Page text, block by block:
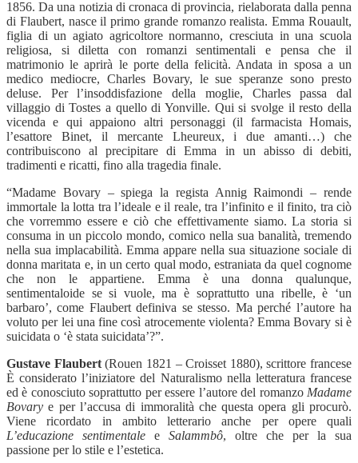
1856. Da una notizia di cronaca di provincia, rielaborata dalla penna
di Flaubert, nasce il primo grande romanzo realista. Emma Rouault,
figlia di un agiato agricoltore normanno, cresciuta in una scuola
religiosa, si diletta con romanzi sentimentali e pensa che il
matrimonio le aprirà le porte della felicità. Andata in sposa a un
medico mediocre, Charles Bovary, le sue speranze sono presto
deluse. Per l’insoddisfazione della moglie, Charles passa dal
villaggio di Tostes a quello di Yonville. Qui si svolge il resto della
vicenda e qui appaiono altri personaggi (il farmacista Homais,
l’esattore Binet, il mercante Lheureux, i due amanti…) che
contribuiscono al precipitare di Emma in un abisso di debiti,
tradimenti e ricatti, fino alla tragedia finale.
“Madame Bovary – spiega la regista Annig Raimondi – rende
immortale la lotta tra l’ideale e il reale, tra l’infinito e il finito, tra ciò
che vorremmo essere e ciò che effettivamente siamo. La storia si
consuma in un piccolo mondo, comico nella sua banalità, tremendo
nella sua implacabilità. Emma appare nella sua situazione sociale di
donna maritata e, in un certo qual modo, estraniata da quel cognome
che non le appartiene. Emma è una donna qualunque,
sentimentaloide se si vuole, ma è soprattutto una ribelle, è ‘un
barbaro’, come Flaubert definiva se stesso. Ma perché l’autore ha
voluto per lei una fine così atrocemente violenta? Emma Bovary si è
suicidata o ‘è stata suicidata’?”.
Gustave Flaubert(Rouen 1821 – Croisset 1880), scrittore francese
È considerato l’iniziatore del Naturalismo nella letteratura francese
ed è conosciuto soprattutto per essere l’autore del romanzo Madame
Bovary e per l’accusa di immoralità che questa opera gli procurò.
Viene ricordato in ambito letterario anche per opere quali
L’educazione sentimentale e Salammbô, oltre che per la sua
passione per lo stile e l’estetica.